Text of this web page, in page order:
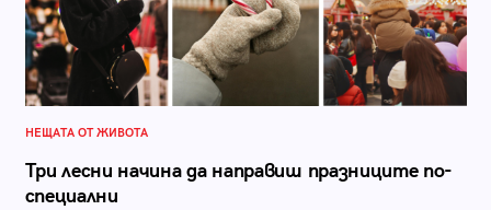
НЕЩАТА ОТ ЖИВОТА
Три лесни начина да направиш празниците по-
специални